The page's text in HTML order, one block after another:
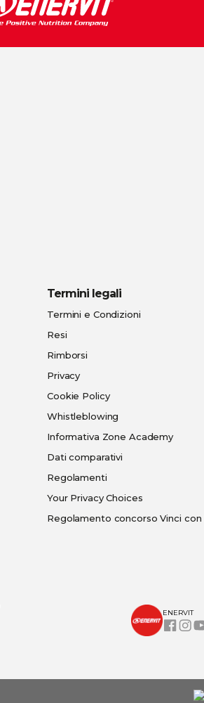
Termini legali
Termini e Condizioni
Resi
Rimborsi
Privacy
Cookie Policy
Whistleblowing
Informativa Zone Academy
Dati comparativi
Regolamenti
Your Privacy Choices
Regolamento concorso Vinci con
ENERVIT